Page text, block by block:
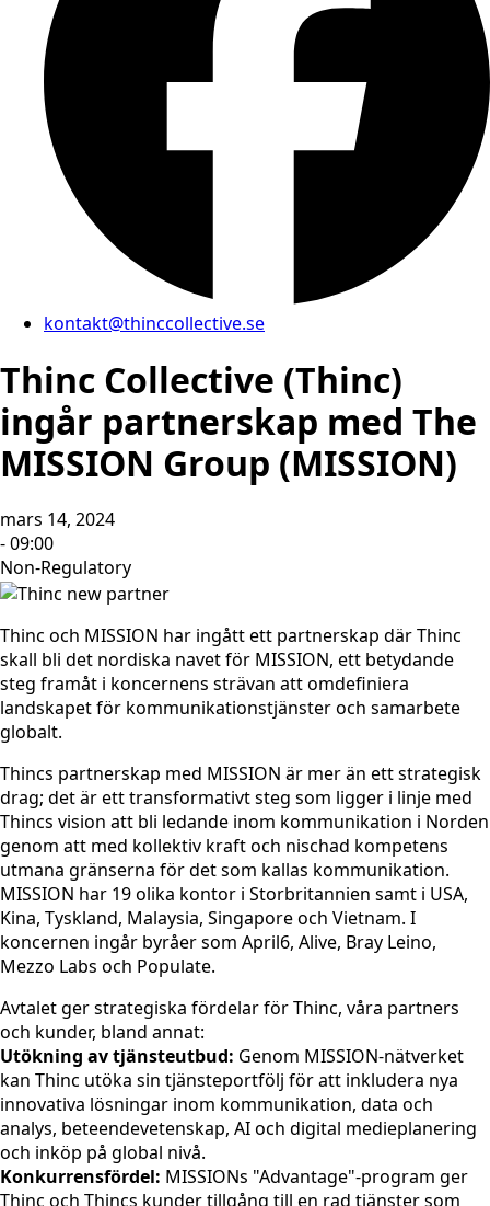
kontakt@thinccollective.se
Thinc Collective (Thinc)
ingår partnerskap med The
MISSION Group (MISSION)
mars 14, 2024
- 09:00
Non-Regulatory
Thinc och MISSION har ingått ett partnerskap där Thinc
skall bli det nordiska navet för MISSION, ett betydande
steg framåt i koncernens strävan att omdefiniera
landskapet för kommunikationstjänster och samarbete
globalt.
Thincs partnerskap med MISSION är mer än ett strategisk
drag; det är ett transformativt steg som ligger i linje med
Thincs vision att bli ledande inom kommunikation i Norden
genom att med kollektiv kraft och nischad kompetens
utmana gränserna för det som kallas kommunikation.
MISSION har 19 olika kontor i Storbritannien samt i USA,
Kina, Tyskland, Malaysia, Singapore och Vietnam. I
koncernen ingår byråer som April6, Alive, Bray Leino,
Mezzo Labs och Populate.
Avtalet ger strategiska fördelar för Thinc, våra partners
och kunder, bland annat:
Utökning av tjänsteutbud: Genom MISSION-nätverket
kan Thinc utöka sin tjänsteportfölj för att inkludera nya
innovativa lösningar inom kommunikation, data och
analys, beteendevetenskap, AI och digital medieplanering
och inköp på global nivå.
Konkurrensfördel: MISSIONs "Advantage"-program ger
Thinc och Thincs kunder tillgång till en rad tjänster som